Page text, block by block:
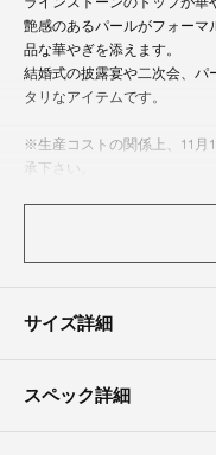
艶感のあるパールがフォーマ
品な華やぎを添えます。
結婚式の披露宴や二次会、パ
タリなアイテムです。
※生産コストの関係上、11月
承下さい。
結婚式、二次会（2次会）、
サイズ詳細
スペック詳細